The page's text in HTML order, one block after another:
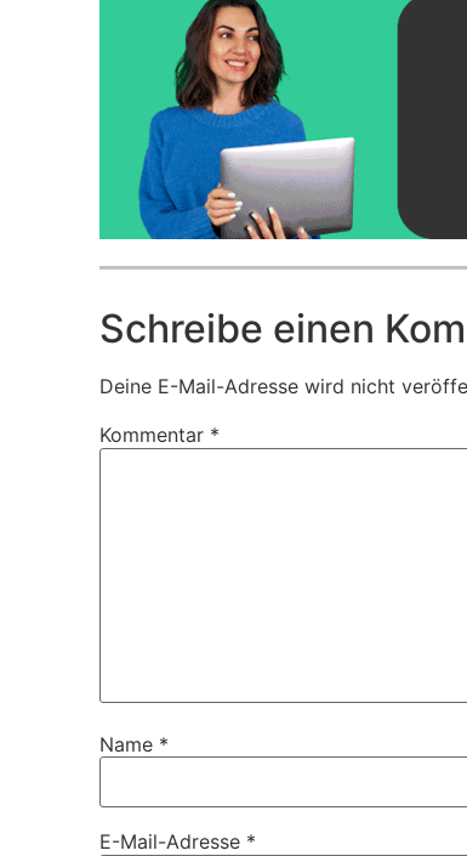
Schreibe einen
Deine E-Mail-Adresse wird nicht
Kommentar *
Name *
E-Mail-Adresse *